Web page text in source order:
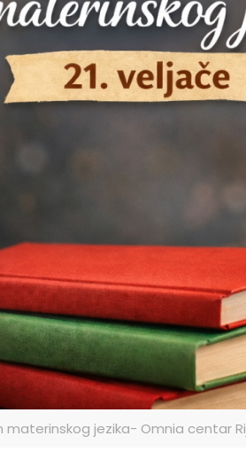
materinskog jezika- Omnia centar